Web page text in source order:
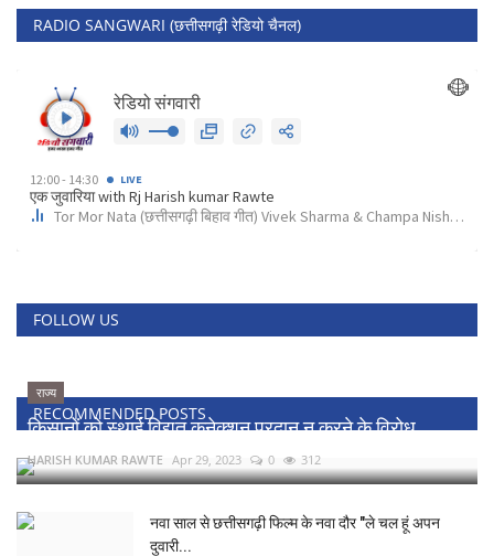
RADIO SANGWARI (छत्तीसगढ़ी रेडियो चैनल)
FOLLOW US
RECOMMENDED POSTS
राज्य
किसानों को स्थाई विद्युत कनेक्शन प्रदान न करने के विरोध...
HARISH KUMAR RAWTE Apr 29, 2023 0 312
नवा साल से छत्तीसगढ़ी फिल्म के नवा दौर "ले चल हूं अपन
दुवारी...